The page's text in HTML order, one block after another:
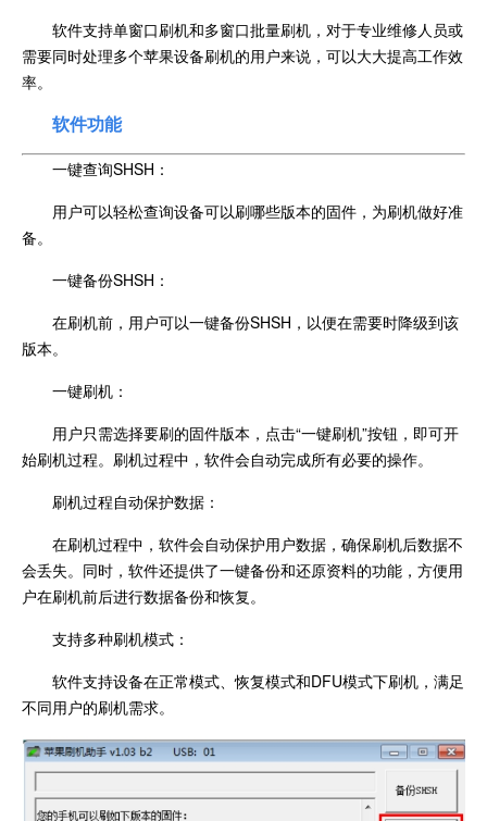
软件支持单窗口刷机和多窗口批量刷机，对于专业维修人员或
需要同时处理多个苹果设备刷机的用户来说，可以大大提高工作效
率。
软件功能
一键查询SHSH：
用户可以轻松查询设备可以刷哪些版本的固件，为刷机做好准
备。
一键备份SHSH：
在刷机前，用户可以一键备份SHSH，以便在需要时降级到该
版本。
一键刷机：
用户只需选择要刷的固件版本，点击“一键刷机”按钮，即可开
始刷机过程。刷机过程中，软件会自动完成所有必要的操作。
刷机过程自动保护数据：
在刷机过程中，软件会自动保护用户数据，确保刷机后数据不
会丢失。同时，软件还提供了一键备份和还原资料的功能，方便用
户在刷机前后进行数据备份和恢复。
支持多种刷机模式：
软件支持设备在正常模式、恢复模式和DFU模式下刷机，满足
不同用户的刷机需求。